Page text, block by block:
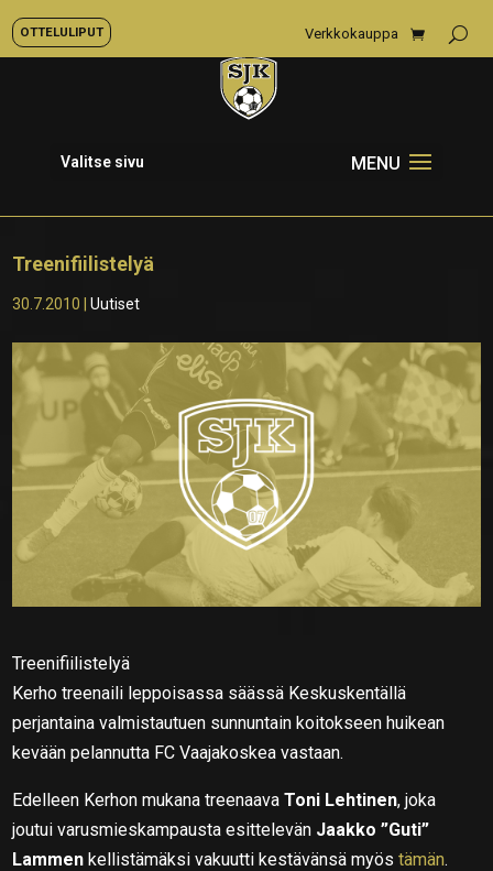
OTTELULIPUT Verkkokauppa
Valitse sivu
Treenifiilistelyä
30.7.2010 |Uutiset
Treenifiilistelyä
Kerho treenaili leppoisassa säässä Keskuskentällä
perjantaina valmistautuen sunnuntain koitokseen huikean
kevään pelannutta FC Vaajakoskea vastaan.
Edelleen Kerhon mukana treenaavaToni Lehtinen, joka
joutui varusmieskampausta esittelevän Jaakko ”Guti”
Lammen kellistämäksi vakuutti kestävänsä myöstämän.